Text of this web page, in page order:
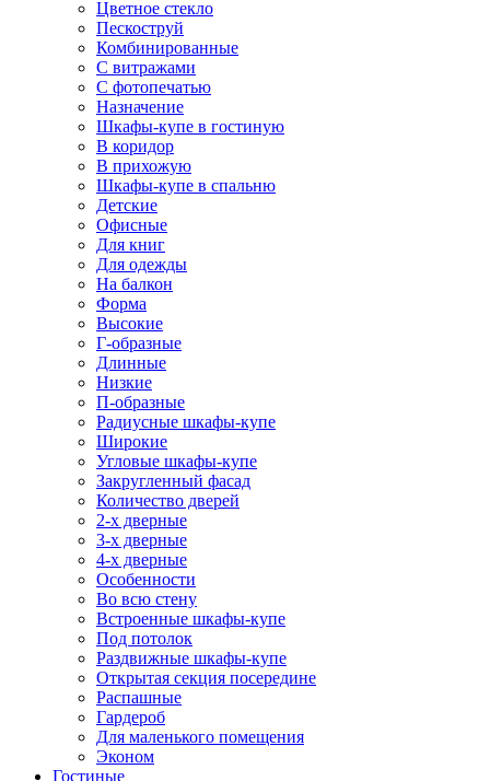
Цветное стекло
Пескоструй
Комбинированные
С витражами
С фотопечатью
Назначение
Шкафы-купе в гостиную
В коридор
В прихожую
Шкафы-купе в спальню
Детские
Офисные
Для книг
Для одежды
На балкон
Форма
Высокие
Г-образные
Длинные
Низкие
П-образные
Радиусные шкафы-купе
Широкие
Угловые шкафы-купе
Закругленный фасад
Количество дверей
2-х дверные
3-х дверные
4-х дверные
Особенности
Во всю стену
Встроенные шкафы-купе
Под потолок
Раздвижные шкафы-купе
Открытая секция посередине
Распашные
Гардероб
Для маленького помещения
Эконом
Гостиные